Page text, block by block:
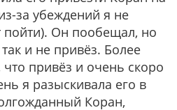
за убеждений я не
пойти). Он пообещал, но
и не привёз. Более
что привёз и очень скоро
я разыскивала его в
Коран,